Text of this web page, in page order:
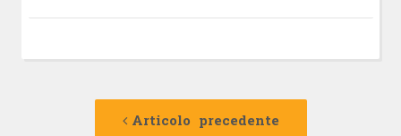
Navigazione
Articolo precedente
Articolo